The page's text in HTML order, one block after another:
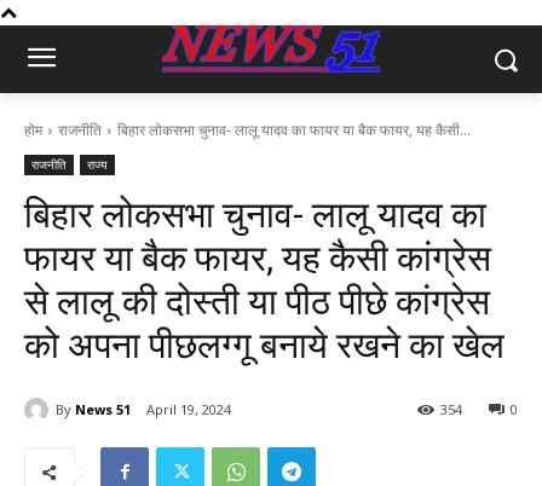
होम राजनीति बिहार लोकसभा चुनाव- लालू यादव का फायर या बैक फायर, यह कैसी...
राजनीति राज्य
बिहार लोकसभा चुनाव- लालू यादव का
फायर या बैक फायर, यह कैसी कांग्रेस
से लालू की दोस्ती या पीठ पीछे कांग्रेस
को अपना पीछलग्गू बनाये रखने का खेल
By News 51 April 19, 2024 0
354